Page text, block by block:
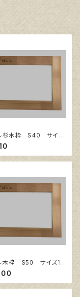
杉木枠 S40 サイズ
㎜
木枠 S50 サイズ11
㎜